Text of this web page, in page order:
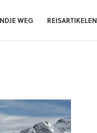
WEG REISARTIKELEN